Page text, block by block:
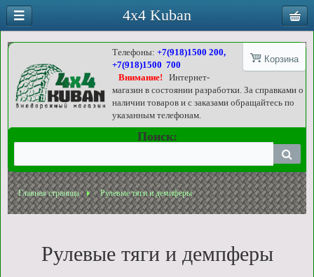
Корзина
Телефоны:+7(918)1500 200,
+7(918)1500 700
Внимание!
Интернет-
магазин в состоянии разработки. За справками о
наличии товаров и с заказами обращайтесь по
указанным телефонам.
Поиск:
Главная страница Рулевые тяги и демпферы
Рулевые тяги и демпферы
4x4 Kuban